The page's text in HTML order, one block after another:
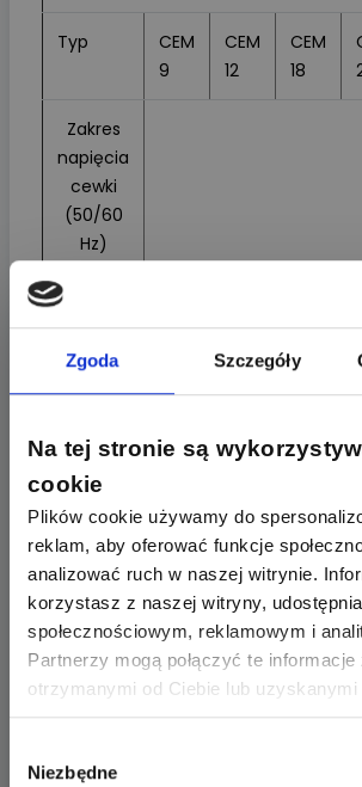
Zgoda Szczegóły
Na tej stronie są
cookie
Plików cookie używamy do
reklam, aby oferować funkcje
analizować ruch w naszej witrynie.
korzystasz z naszej witryny,
społecznościowym, reklamowym i
Partnerzy mogą połączyć te
otrzymanymi od Ciebie lub uzyskanymi
korzystania z ich usług. Dzięki Twojej
preferencji.
zgody
Niezbędne
Typ
CEM
9
CEM
12
CEM
18
Zakres
napięcia
cewki
(50/60
Hz)
Wynika z niej, że większość styczników
prawidłowo pracować, jeśli napięcie
w zakresie od 0,85 do 1,1 napięcia
Przykładowo dla napięcia
AC (częstotliwość 50/60 Hz)
w zakresie 195,5 do 253 V.
Powstaje pytanie, co się stanie, gdy
zasilające cewkę spadnie poniżej tej
poziomu 150 V?
Odpowiedzi na to pytanie nie
zapewnia takie wsparcie techniczne).